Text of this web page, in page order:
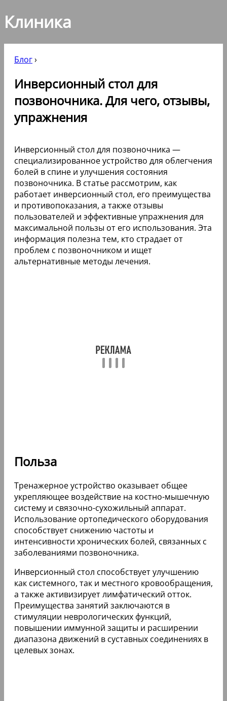
Клиника
Блог›
Инверсионный стол для
позвоночника. Для чего, отзывы,
упражнения
Инверсионный стол для позвоночника —
специализированное устройство для облегчения
болей в спине и улучшения состояния
позвоночника. В статье рассмотрим, как
работает инверсионный стол, его преимущества
и противопоказания, а также отзывы
пользователей и эффективные упражнения для
максимальной пользы от его использования. Эта
информация полезна тем, кто страдает от
проблем с позвоночником и ищет
альтернативные методы лечения.
Польза
Тренажерное устройство оказывает общее
укрепляющее воздействие на костно-мышечную
систему и связочно-сухожильный аппарат.
Использование ортопедического оборудования
способствует снижению частоты и
интенсивности хронических болей, связанных с
заболеваниями позвоночника.
Инверсионный стол способствует улучшению
как системного, так и местного кровообращения,
а также активизирует лимфатический отток.
Преимущества занятий заключаются в
стимуляции неврологических функций,
повышении иммунной защиты и расширении
диапазона движений в суставных соединениях в
целевых зонах.